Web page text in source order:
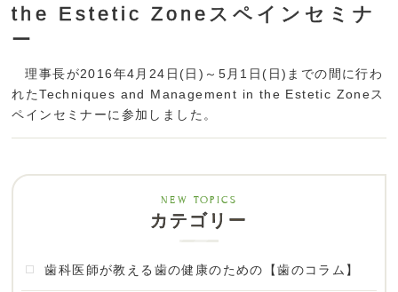
the Estetic Zoneスペインセミナ
ー
理事長が2016年4月24日(日)～5月1日(日)までの間に行わ
れたTechniques and Management in the Estetic Zoneス
ペインセミナーに参加しました。
カテゴリー
歯科医師が教える歯の健康のための【歯のコラム】